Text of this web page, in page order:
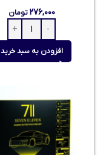
۲۷۶,۰۰۰ تومان
افزودن به سبد خرید